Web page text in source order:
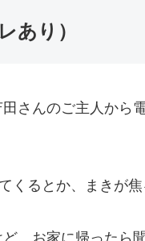
あり）
さんのご主人から
るとか、まきが焦
、お家に帰ったら